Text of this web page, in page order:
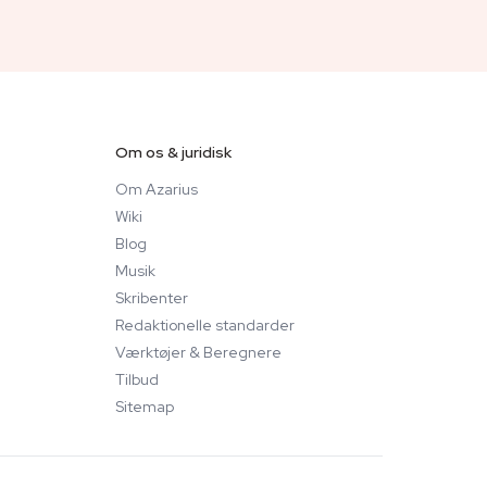
Om os & juridisk
Om Azarius
Wiki
Blog
Musik
Skribenter
Redaktionelle standarder
Værktøjer & Beregnere
Tilbud
Sitemap